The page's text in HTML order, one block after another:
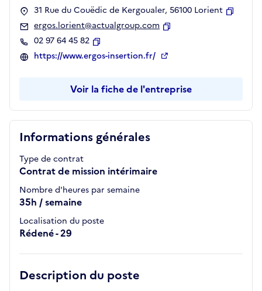
Informations générales
Type de contrat
Contrat de mission intérimaire
Nombre d'heures par semaine
35h / semaine
Localisation du poste
Rédené - 29
Description du poste
31 Rue du Couëdic de Kergoualer, 56100 Lorient
ergos.lorient@actualgroup.com
02 97 64 45 82
Copier
https://www.ergos-insertion.fr/
Voir la fiche de l'entreprise